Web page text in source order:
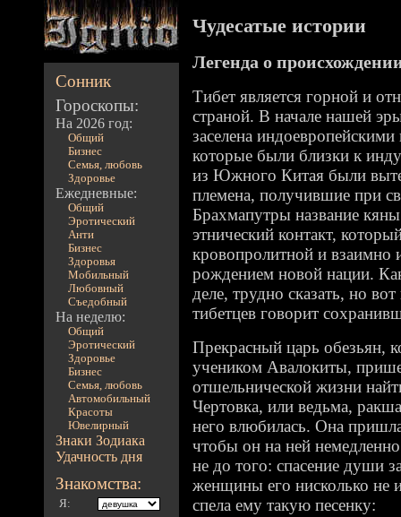
Сонник
Гороскопы:
На 2026 год:
Общий
Бизнес
Семья, любовь
Здоровье
Ежедневные:
Общий
Эротический
Анти
Бизнес
Здоровья
Мобильный
Любовный
Съедобный
На неделю:
Общий
Эротический
Здоровье
Бизнес
Семья, любовь
Автомобильный
Красоты
Ювелирный
Знаки Зодиака
Удачность дня
Знакомства:
Я:
Чудесатые истории
Легенда о
Тибет является горной и
страной. В начале нашей
заселена
которые были близки к
из Южного Китая были
племена, получившие при
Брахмапутры название
этнический контакт,
кровопролитной и взаимно
рождением новой нации.
деле, трудно сказать, но
тибетцев говорит
Прекрасный царь обезьян,
учеником Авалокиты,
отшельнической жизни
Чертовка, или ведьма,
него влюбилась. Она
чтобы он на ней
не до того: спасение души
женщины его нисколько не
спела ему такую песенку: